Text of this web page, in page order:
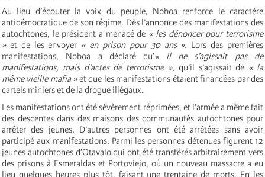
Au lieu d’écouter la voix du peuple, Noboa renforce le caractère
antidémocratique de son régime. Dès l’annonce des manifestations des
autochtones, le président a menacé de « les dénoncer pour terrorisme
» et de les envoyer « en prison pour 30 ans ». Lors des premières
manifestations, Noboa a déclaré qu’« il ne s’agissait pas de
manifestations, mais d’actes de terrorisme », qu’il s’agissait de « la
même vieille mafia »et que les manifestations étaient financées par des
cartels miniers et de la drogue illégaux.
Les manifestations ont été sévèrement réprimées, et l’armée a même fait
des descentes dans des maisons des communautés autochtones pour
arrêter des jeunes. D’autres personnes ont été arrêtées sans avoir
participé aux manifestations. Parmi les personnes détenues figurent 12
jeunes autochtones d’Otavalo qui ont été transférés arbitrairement vers
des prisons à Esmeraldas et Portoviejo, où un nouveau massacre a eu
lieu quelques heures plus tôt, faisant une trentaine de morts. En les